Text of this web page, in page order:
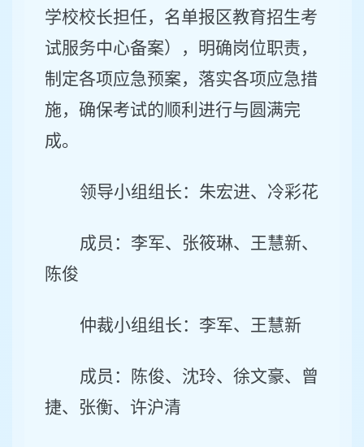
学校校长担任，名单报区教育招生考
试服务中心备案），明确岗位职责，
制定各项应急预案，落实各项应急措
施，确保考试的顺利进行与圆满完
成。
领导小组组长：朱宏进、冷彩花
成员：李军、张筱琳、王慧新、
陈俊
仲裁小组组长：李军、王慧新
成员：陈俊、沈玲、徐文豪、曾
捷、张衡、许沪清